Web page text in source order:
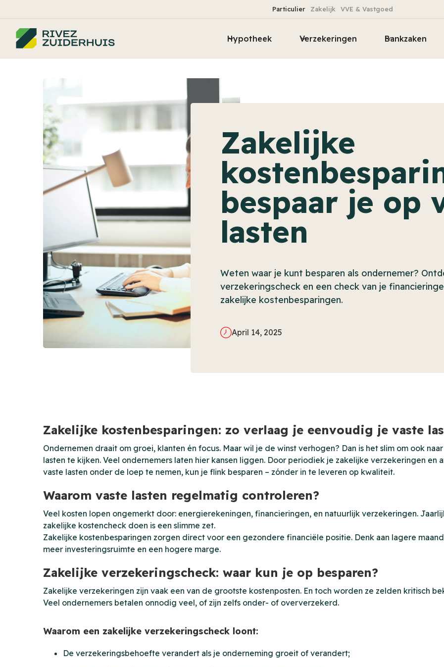
Particulier Zakelijk VVE & Vastgoed
Hypotheek Verzekeringen Bankzaken
Zakelijke
bespaar je op
lasten
Weten waar je kunt besparen als ondernemer?
verzekeringscheck en een check van je
zakelijke kostenbesparingen.
April 14, 2025
Zakelijke kostenbesparingen: zo verlaag je eenvoudig je vaste
Ondernemen draait om groei, klanten én focus. Maar wil je de winst verhogen? Dan is het slim om ook
lasten te kijken. Veel ondernemers laten hier kansen liggen. Door periodiek je zakelijke verzekeringen en
vaste lasten onder de loep te nemen, kun je flink besparen – zónder in te leveren op kwaliteit.
Waarom vaste lasten regelmatig controleren?
Veel kosten lopen ongemerkt door: energierekeningen, financieringen, en natuurlijk verzekeringen.
zakelijke kostencheck doen is een slimme zet.
Zakelijke kostenbesparingen zorgen direct voor een gezondere financiële positie. Denk aan lagere
meer investeringsruimte en een hogere marge.
Zakelijke verzekeringscheck: waar kun je op besparen?
Zakelijke verzekeringen zijn vaak een van de grootste kostenposten. En toch worden ze zelden kritisch
Veel ondernemers betalen onnodig veel, of zijn zelfs onder- of oververzekerd.
Waarom een zakelijke verzekeringscheck loont:
De verzekeringsbehoefte verandert als je onderneming groeit of verandert;